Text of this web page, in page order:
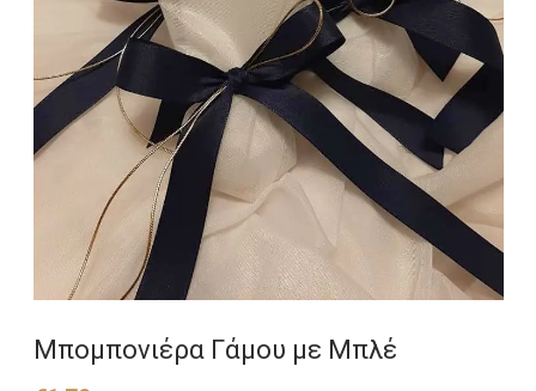
Μπομπονιέρα Γάμου με Μπλέ